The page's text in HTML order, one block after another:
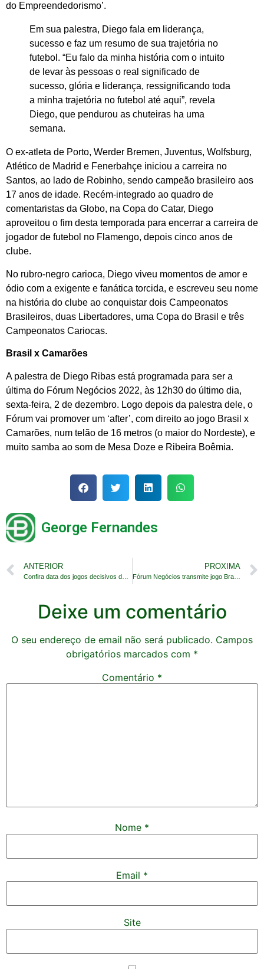
do Empreendedorismo’.
Em sua palestra, Diego fala em liderança,
sucesso e faz um resumo de sua trajetória no
futebol. “Eu falo da minha história com o intuito
de levar às pessoas o real significado de
sucesso, glória e liderança, ressignificando toda
a minha trajetória no futebol até aqui”, revela
Diego, que pendurou as chuteiras ha uma
semana.
O ex-atleta de Porto, Werder Bremen, Juventus, Wolfsburg,
Atlético de Madrid e Fenerbahçe iniciou a carreira no
Santos, ao lado de Robinho, sendo campeão brasileiro aos
17 anos de idade. Recém-integrado ao quadro de
comentaristas da Globo, na Copa do Catar, Diego
aproveitou o fim desta temporada para encerrar a carreira de
jogador de futebol no Flamengo, depois cinco anos de
clube.
No rubro-negro carioca, Diego viveu momentos de amor e
ódio com a exigente e fanática torcida, e escreveu seu nome
na história do clube ao conquistar dois Campeonatos
Brasileiros, duas Libertadores, uma Copa do Brasil e três
Campeonatos Cariocas.
Brasil x Camarões
A palestra de Diego Ribas está programada para ser a
última do Fórum Negócios 2022, às 12h30 do último dia,
sexta-feira, 2 de dezembro. Logo depois da palestra dele, o
Fórum vai promover um ‘after’, com direito ao jogo Brasil x
Camarões, num telão de 16 metros (o maior do Nordeste), e
muito samba ao som de Mesa Doze e Ribeira Boêmia.
George Fernandes
ANTERIOR PROXIMA
Fórum Negócios transmite jogo Brasil x Camarões
Deixe um comentário
O seu endereço de email não será publicado. Campos
obrigatórios marcados com *
Comentário *
Nome *
Email *
Site